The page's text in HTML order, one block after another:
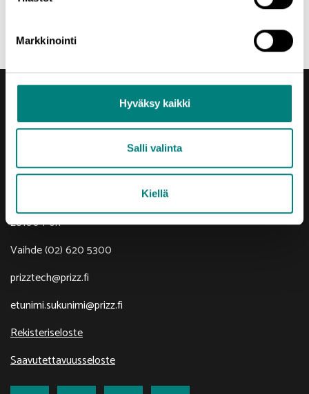
Markkinointi
Hyväksy kaikki
Salli valinta
Kiellä
Yhteystiedot
28100 Pori
Vaihde (02) 620 5300
prizztech@prizz.fi
etunimi.sukunimi@prizz.fi
Rekisteriseloste
Saavutettavuusseloste